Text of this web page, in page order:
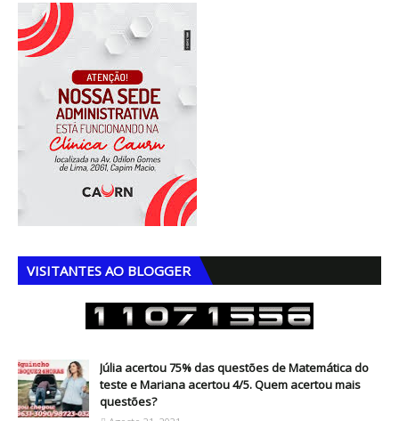
VISITANTES AO BLOGGER
Júlia acertou 75% das questões de Matemática do
teste e Mariana acertou 4/5. Quem acertou mais
questões?